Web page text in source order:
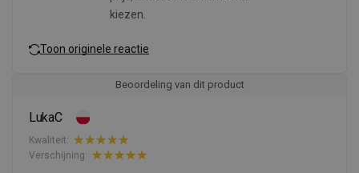
kiezen.
Toon originele reactie
Beoordeling van dit product
LukaC
Kwaliteit:
Verschijning: